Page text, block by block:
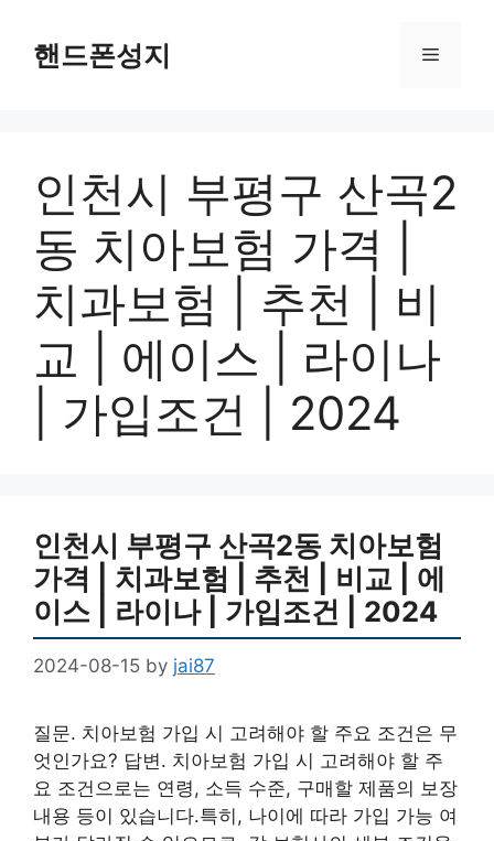
content핸드폰성지 Menu
인천시 부평구 산곡2
동 치아보험 가격 |
치과보험 | 추천 | 비
교 | 에이스 | 라이나
| 가입조건 | 2024
인천시 부평구 산곡2동 치아보험
가격 | 치과보험 | 추천 | 비교 | 에
이스 | 라이나 | 가입조건 | 2024
2024-08-15 by jai87
질문. 치아보험 가입 시 고려해야 할 주요 조건은 무
엇인가요? 답변. 치아보험 가입 시 고려해야 할 주
요 조건으로는 연령, 소득 수준, 구매할 제품의 보장
내용 등이 있습니다.특히, 나이에 따라 가입 가능 여